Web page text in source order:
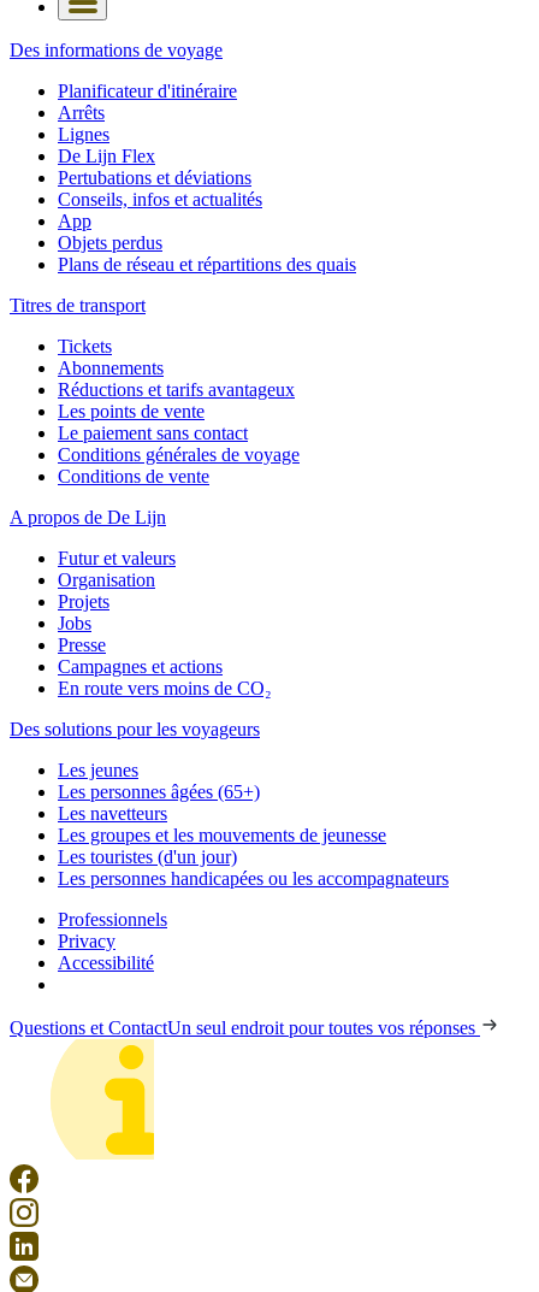
Des informations de voyage
Planificateur d'itinéraire
Arrêts
Lignes
De Lijn Flex
Pertubations et déviations
Conseils, infos et actualités
App
Objets perdus
Plans de réseau et répartitions des quais
Titres de transport
Tickets
Abonnements
Réductions et tarifs avantageux
Les points de vente
Le paiement sans contact
Conditions générales de voyage
Conditions de vente
A propos de De Lijn
Futur et valeurs
Organisation
Projets
Jobs
Presse
Campagnes et actions
En route vers moins de CO₂
Des solutions pour les voyageurs
Les jeunes
Les personnes âgées (65+)
Les navetteurs
Les groupes et les mouvements de jeunesse
Les touristes (d'un jour)
Les personnes handicapées ou les accompagnateurs
Professionnels
Privacy
Accessibilité
Questions et ContactUn seul endroit pour toutes vos réponses